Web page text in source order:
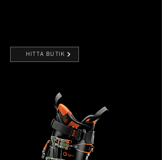
HITTA BUTIK